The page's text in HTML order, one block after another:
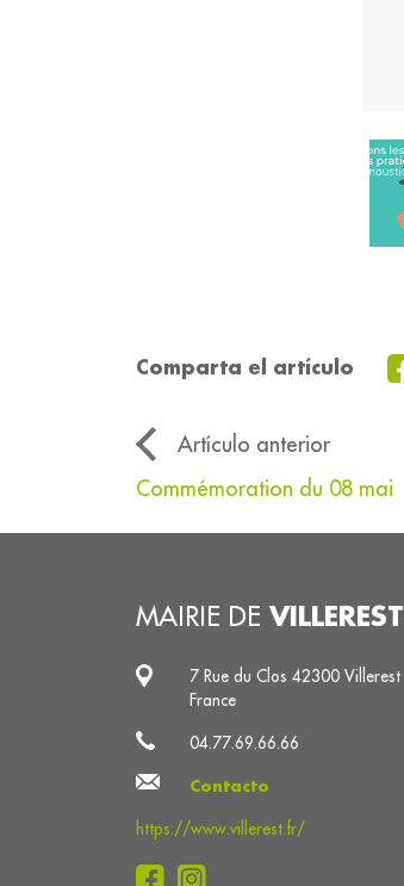
Comparta el artículo
Artículo anterior
Commémoration du 08 mai
MAIRIE DE VILLEREST
7 Rue du Clos 42300 Villerest
France
04.77.69.66.66
Contacto
https://www.villerest.fr/